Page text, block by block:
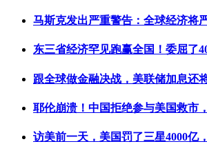
马斯克发出严重警告：全球经济将
东三省经济罕见跑赢全国！委屈了
跟全球做金融决战，美联储加息还
耶伦崩溃！中国拒绝参与美国救市
访美前一天，美国罚了三星4000亿